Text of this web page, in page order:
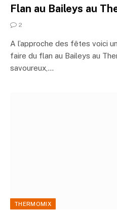
Flan au Baileys au
2
A l’approche des fêtes voici
faire du flan au Baileys au
savoureux,…
THERMOMIX